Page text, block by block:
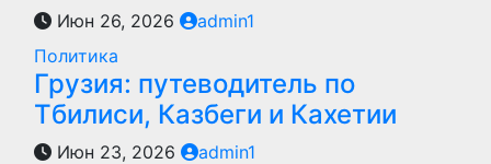
Июн 26, 2026
admin1
Политика
Грузия: путеводитель по
Тбилиси, Казбеги и Кахетии
Июн 23, 2026
admin1